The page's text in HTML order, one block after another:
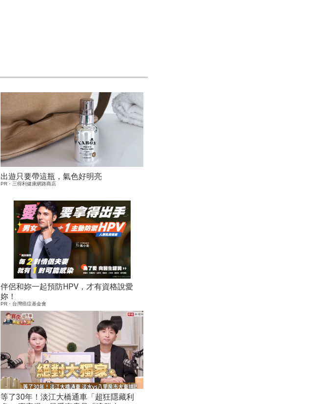
出遊只要帶這瓶，氣色好明亮
PR・三得利健康網路商店
伴侶和妳一起預防HPV，才有資格說愛
妳！
PR・台灣癌症基金會
等了30年！淡江大橋通車「超狂隱藏利